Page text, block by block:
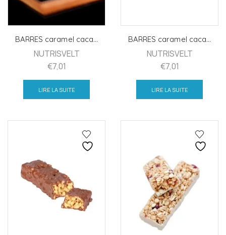
BARRES caramel caca...
NUTRISVELT
€7,01
LIRE LA SUITE
BARRES caramel caca...
NUTRISVELT
€7,01
LIRE LA SUITE